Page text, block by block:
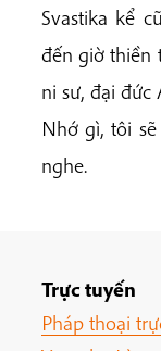
Svastika kể
đến giờ thiền
ni sư, đại đức
Nhớ gì, tôi
nghe.
Trực tuyến
Pháp thoại